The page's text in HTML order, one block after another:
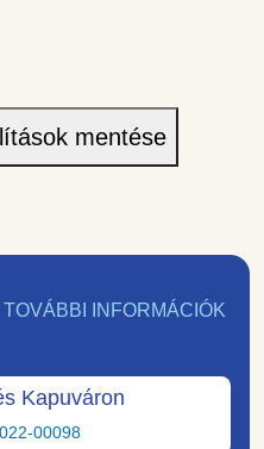
mentése
TOVÁBBI INFORMÁCIÓK
Kapuváron
00098